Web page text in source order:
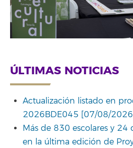
ÚLTIMAS NOTICIAS
Actualización listado en
2026BDE045 [07/08/
Más de 830 escolares y 24
en la última edición de